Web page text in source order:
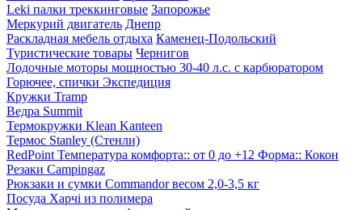
Leki палки треккинговые Запорожье
Меркурий двигатель Днепр
Раскладная мебель отдыха Каменец-Подольский
Туристические товары Чернигов
Лодочные моторы мощностью 30-40 л.с. с карбюратором
Горючее, спички Экспедиция
Кружки Tramp
Ведра Summit
Термокружки Klean Kanteen
Термос Stanley (Стенли)
RedPoint Температура комфорта:: от 0 до +12 Форма:: Кокон
Резаки Campingaz
Рюкзаки и сумки Commandor весом 2,0-3,5 кг
Посуда Харчі из полимера